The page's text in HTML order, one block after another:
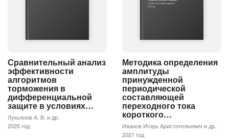
Сравнительный анализ
эффективности
алгоритмов
торможения в
дифференциальной
защите в условиях…
Лукьянов А. В. и др.
2025 год
Рубцов Александр Андреевич
2021 год
Методика определения
амплитуды
принужденной
периодической
составляющей
переходного тока
короткого…
Иванов Игорь Аристотельевич и др.
2021 год